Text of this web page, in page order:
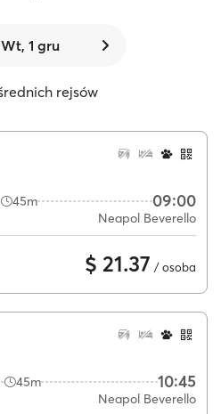
Wt, 1 gru
rejsów
45m 09:00
Neapol Beverello
$ 21.37 / osoba
45m 10:45
Neapol Beverello